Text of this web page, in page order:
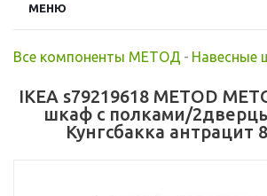
МЕНЮ
Все компоненты МЕТОД -
IKEA s79219618 METOD
шкаф с полками/
Кунгсбакка антрацит